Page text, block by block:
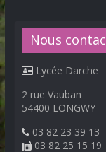
Nous
Lycée Darche
2 rue Vauban
54400 LONGWY
03 82 23 39 13
03 82 25 15 19